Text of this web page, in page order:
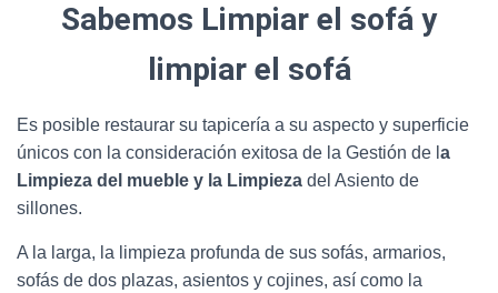
Sabemos Limpiar el sofá y
limpiar el sofá
Es posible restaurar su tapicería a su aspecto y superficie
únicos con la consideración exitosa de la Gestión de l a
Limpieza del mueble y la Limpieza del Asiento de
sillones.
A la larga, la limpieza profunda de sus sofás, armarios,
sofás de dos plazas, asientos y cojines, así como la